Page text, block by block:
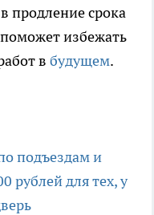
продление срока
избежать
в будущем.
подъездам и
рублей для тех, у